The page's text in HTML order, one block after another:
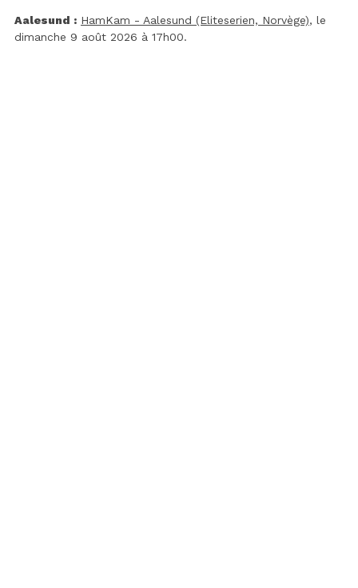
Aalesund : HamKam - Aalesund (Eliteserien, Norvège), le
dimanche 9 août 2026 à 17h00.